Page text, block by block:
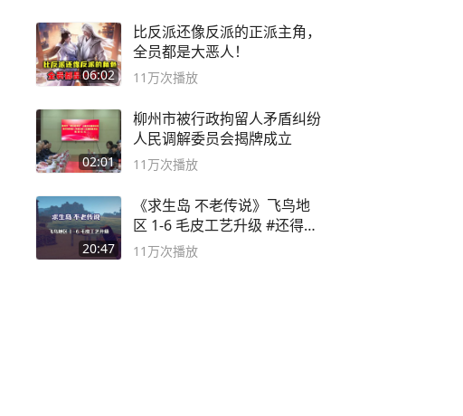
06:02
比反派还像反派的正派主角，
全员都是大恶人！
11万次播放
02:01
柳州市被行政拘留人矛盾纠纷
人民调解委员会揭牌成立
11万次播放
20:47
《求生岛 不老传说》飞鸟地
区 1-6 毛皮工艺升级 #还得是
主机大作
11万次播放